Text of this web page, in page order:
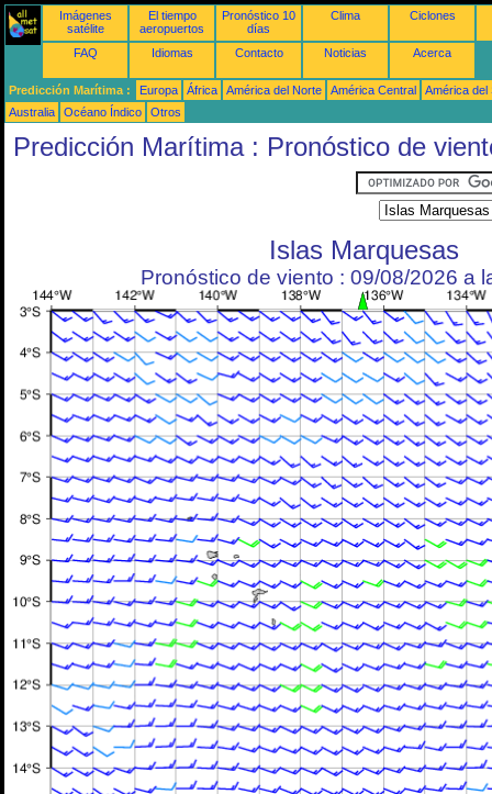
Imágenes
satélite
El tiempo
aeropuertos
Pronóstico 10
días
Clima Ciclones
FAQ Idiomas Contacto Noticias Acerca
Predicción Marítima : Europa África América del Norte América Central
América del
Australia
Océano Índico Otros
Predicción Marítima : Pronóstico de
Islas Marquesas
Pronóstico de viento : 09/08/2026 a